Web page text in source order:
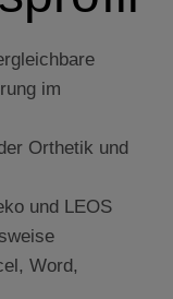
im
Orthetik und
und LEOS
Word,